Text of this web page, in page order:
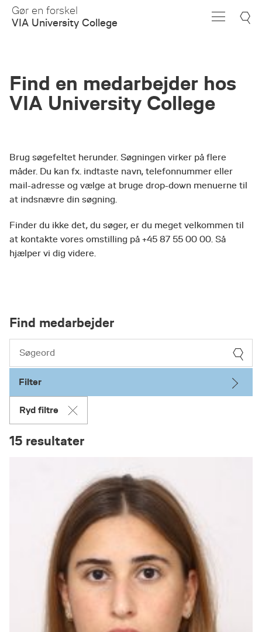
Skip
Main
Gør en forskel
VIA University College
Find en medarbejder hos
VIA University College
Brug søgefeltet herunder. Søgningen virker på flere
måder. Du kan fx. indtaste navn, telefonnummer eller
mail-adresse og vælge at bruge drop-down menuerne til
at indsnævre din søgning.
Finder du ikke det, du søger, er du meget velkommen til
at kontakte vores omstilling på +45 87 55 00 00. Så
hjælper vi dig videre.
Find medarbejder
Filter
Ryd filtre
15 resultater